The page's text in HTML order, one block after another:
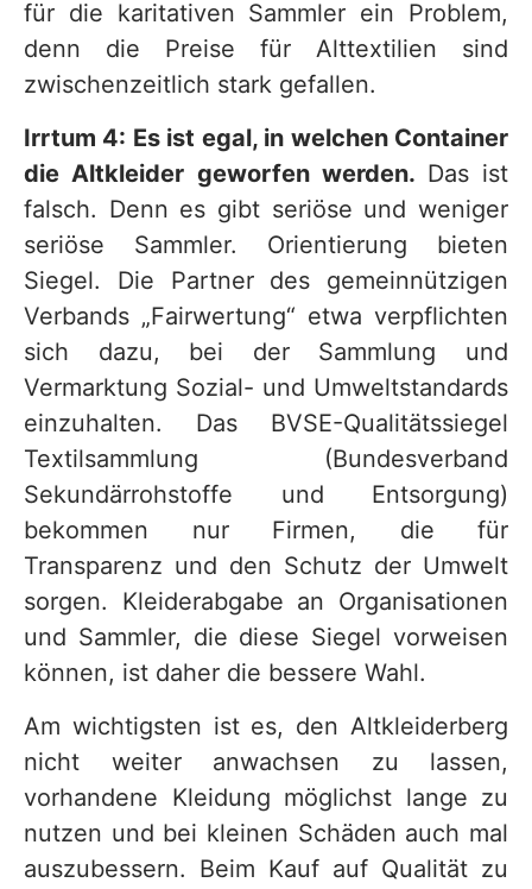
für die karitativen Sammler ein Problem,
denn die Preise für Alttextilien sind
zwischenzeitlich stark gefallen.
Irrtum 4: Es ist egal, in welchen Container
die Altkleider geworfen werden. Das ist
falsch. Denn es gibt seriöse und weniger
seriöse Sammler. Orientierung bieten
Siegel. Die Partner des gemeinnützigen
Verbands „Fairwertung“ etwa verpflichten
sich dazu, bei der Sammlung und
Vermarktung Sozial- und Umweltstandards
einzuhalten. Das BVSE-Qualitätssiegel
Textilsammlung (Bundesverband
Sekundärrohstoffe und Entsorgung)
bekommen nur Firmen, die für
Transparenz und den Schutz der Umwelt
sorgen. Kleiderabgabe an Organisationen
und Sammler, die diese Siegel vorweisen
können, ist daher die bessere Wahl.
Am wichtigsten ist es, den Altkleiderberg
nicht weiter anwachsen zu lassen,
vorhandene Kleidung möglichst lange zu
nutzen und bei kleinen Schäden auch mal
auszubessern. Beim Kauf auf Qualität zu